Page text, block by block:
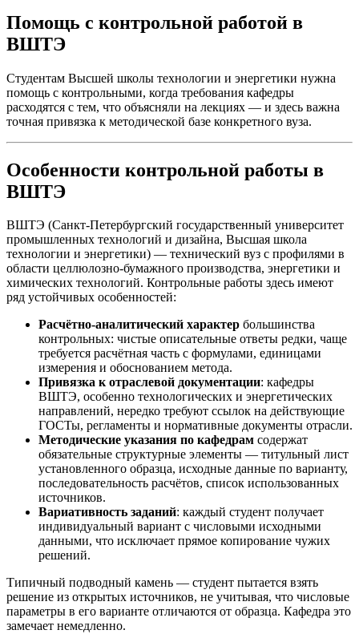
Помощь с контрольной работой в
ВШТЭ
Студентам Высшей школы технологии и энергетики нужна
помощь с контрольными, когда требования кафедры
расходятся с тем, что объясняли на лекциях — и здесь важна
точная привязка к методической базе конкретного вуза.
Особенности контрольной работы в
ВШТЭ
ВШТЭ (Санкт-Петербургский государственный университет
промышленных технологий и дизайна, Высшая школа
технологии и энергетики) — технический вуз с профилями в
области целлюлозно-бумажного производства, энергетики и
химических технологий. Контрольные работы здесь имеют
ряд устойчивых особенностей:
Расчётно-аналитический характер большинства
контрольных: чистые описательные ответы редки, чаще
требуется расчётная часть с формулами, единицами
измерения и обоснованием метода.
Привязка к отраслевой документации: кафедры
ВШТЭ, особенно технологических и энергетических
направлений, нередко требуют ссылок на действующие
ГОСТы, регламенты и нормативные документы отрасли.
Методические указания по кафедрам содержат
обязательные структурные элементы — титульный лист
установленного образца, исходные данные по варианту,
последовательность расчётов, список использованных
источников.
Вариативность заданий: каждый студент получает
индивидуальный вариант с числовыми исходными
данными, что исключает прямое копирование чужих
решений.
Типичный подводный камень — студент пытается взять
решение из открытых источников, не учитывая, что числовые
параметры в его варианте отличаются от образца. Кафедра это
замечает немедленно.